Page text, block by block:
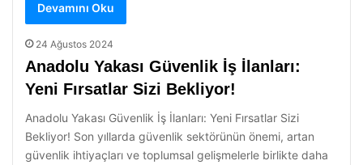
Devamını Oku
24 Ağustos 2024
Anadolu Yakası Güvenlik İş İlanları:
Yeni Fırsatlar Sizi Bekliyor!
Anadolu Yakası Güvenlik İş İlanları: Yeni Fırsatlar Sizi
Bekliyor! Son yıllarda güvenlik sektörünün önemi, artan
güvenlik ihtiyaçları ve toplumsal gelişmelerle birlikte daha